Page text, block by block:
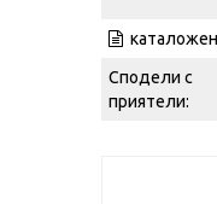
Сподели с
приятели: